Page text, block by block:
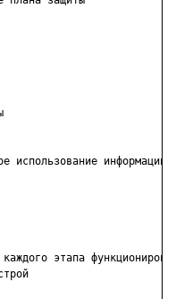
использование информации
этапа